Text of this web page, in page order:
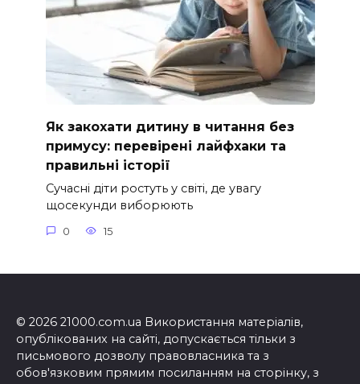
Як закохати дитину в читання без
примусу: перевірені лайфхаки та
правильні історії
Сучасні діти ростуть у світі, де увагу
щосекунди виборюють
0 15
© 2026 21000.com.ua Використання матеріалів,
опублікованих на сайті, допускається тільки з
письмового дозволу правовласника та з
обов'язковим прямим посиланням на сторінку, з